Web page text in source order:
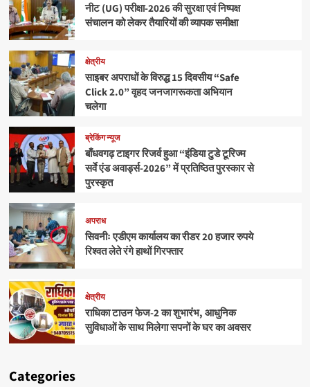
आरोपित
गिरफ्तार
नीट (UG) परीक्षा-2026 की सुरक्षा एवं निष्पक्ष
संचालन को लेकर तैयारियों की व्यापक समीक्षा
क्षेत्रीय
साइबर अपराधों के विरुद्ध 15 दिवसीय “Safe
Click 2.0” वृहद जनजागरूकता अभियान
चलेगा
ब्रेकिंग न्यूज
बाँधवगढ़ टाइगर रिजर्व हुआ “इंडिया टुडे टूरिज्म
सर्वे एंड अवार्ड्स-2026” में प्रतिष्ठित पुरस्कार से
पुरस्कृत
अपराध
सिवनीः एडीएम कार्यालय का रीडर 20 हजार रुपये
रिश्वत लेते रंगे हाथों गिरफ्तार
क्षेत्रीय
राधिका टाउन फेज-2 का शुभारंभ, आधुनिक
सुविधाओं के साथ मिलेगा सपनों के घर का अवसर
Categories